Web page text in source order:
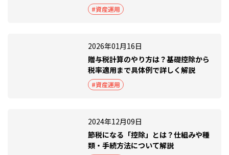
#資産運用
2026年01月16日
贈与税計算のやり方は？基礎控除から
税率適用まで具体例で詳しく解説
#資産運用
2024年12月09日
節税になる「控除」とは？仕組みや種
類・手続方法について解説